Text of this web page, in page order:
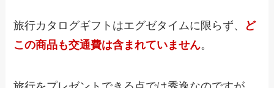
旅行カタログギフトはエグゼタイムに限らず、 ど
この商品も交通費は含まれていません。